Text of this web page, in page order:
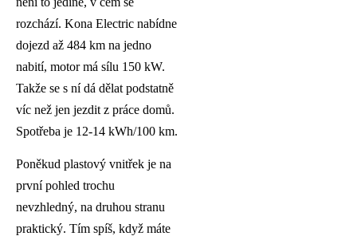
rozchází. Kona Electric nabídne
dojezd až 484 km na jedno
nabití, motor má sílu 150 kW.
Takže se s ní dá dělat podstatně
víc než jen jezdit z práce domů.
Spotřeba je 12-14 kWh/100 km.
Poněkud plastový vnitřek je na
první pohled trochu
nevzhledný, na druhou stranu
praktický. Tím spíš, když máte